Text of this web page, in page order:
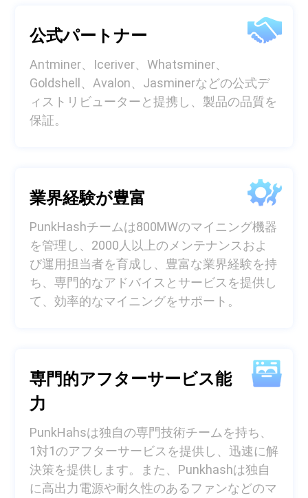
公式パートナー
Antminer、Iceriver、Whatsminer、
Goldshell、Avalon、Jasminerなどの公式デ
ィストリビューターと提携し、製品の品質を
保証。
業界経験が豊富
PunkHashチームは800MWのマイニング機器
を管理し、2000人以上のメンテナンスおよ
び運用担当者を育成し、豊富な業界経験を持
ち、専門的なアドバイスとサービスを提供し
て、効率的なマイニングをサポート。
専門的アフターサービス能
力
PunkHahsは独自の専門技術チームを持ち、
1対1のアフターサービスを提供し、迅速に解
決策を提供します。また、Punkhashは独自
に高出力電源や耐久性のあるファンなどのマ